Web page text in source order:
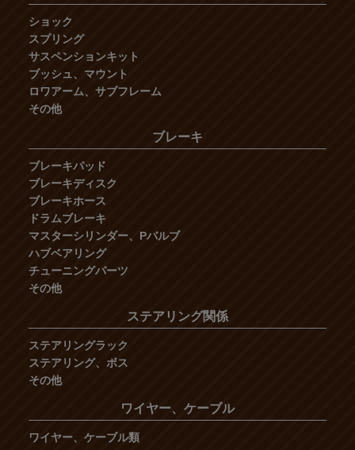
ショック
スプリング
サスペンションキット
ブッシュ、マウント
ロワアーム、サブフレーム
その他
ブレーキ
ブレーキパッド
ブレーキディスク
ブレーキホース
ドラムブレーキ
マスターシリンダー、Pバルブ
ハブベアリング
チューニングパーツ
その他
ステアリング関係
ステアリングラック
ステアリング、ボス
その他
ワイヤー、ケーブル
ワイヤー、ケーブル類